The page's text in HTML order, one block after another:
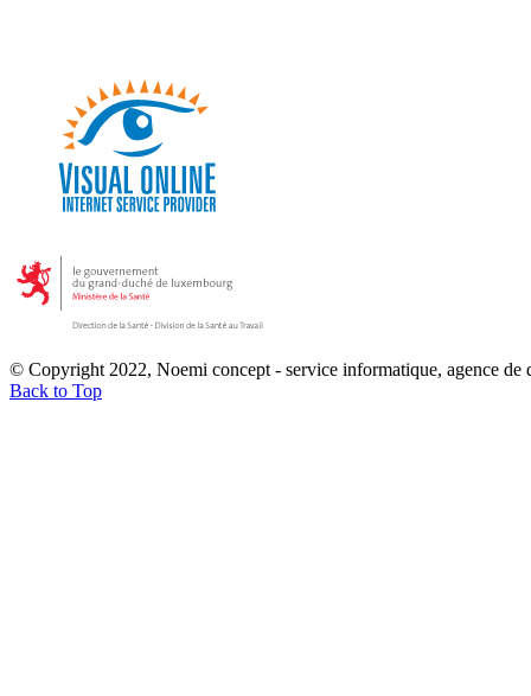
© Copyright 2022, Noemi concept - service informatique, agence
Back to Top